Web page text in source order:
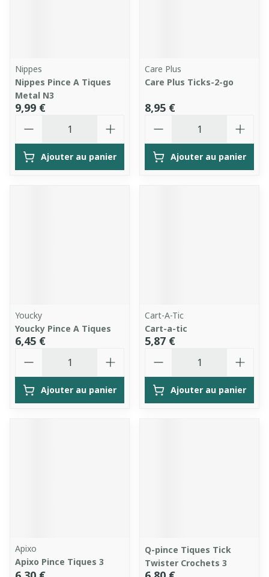
Nippes
Nippes Pince A Tiques
Metal N3
9,99 €
Ajouter au panier
Care Plus
Care Plus Ticks-2-go
8,95 €
Ajouter au panier
Youcky
Youcky Pince A Tiques
6,45 €
Ajouter au panier
Cart-A-Tic
Cart-a-tic
5,87 €
Ajouter au panier
Apixo
Apixo Pince Tiques 3
Q-pince Tiques Tick
Twister Crochets 3